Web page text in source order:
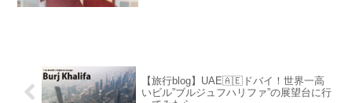
【旅行blog】UAE🇦🇪ドバイ！世界一高
いビル”ブルジュフハリファ”の展望台に行